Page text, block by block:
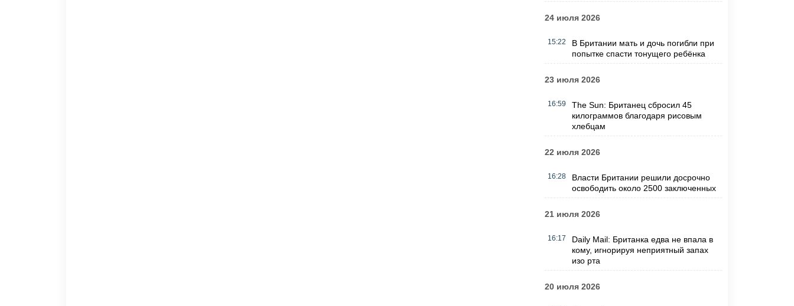
24 июля 2026
15:22
В Британии мать и дочь погибли при
попытке спасти тонущего ребёнка
23 июля 2026
16:59
The Sun: Британец сбросил 45
килограммов благодаря рисовым
хлебцам
22 июля 2026
16:28
Власти Британии решили досрочно
освободить около 2500 заключенных
21 июля 2026
16:17
Daily Mail: Британка едва не впала в
кому, игнорируя неприятный запах
изо рта
20 июля 2026